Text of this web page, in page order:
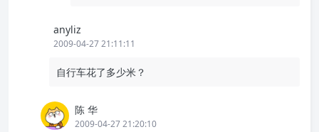
anyliz
2009-04-27 21:11:11
自行车花了多少米？
陈 华
2009-04-27 21:20:10